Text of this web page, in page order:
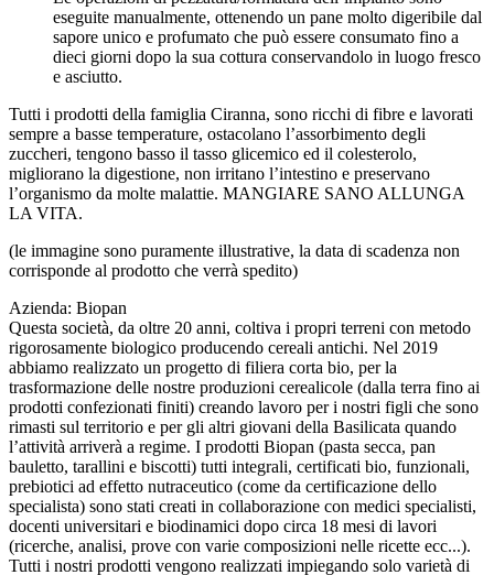
eseguite manualmente, ottenendo un pane molto digeribile dal
sapore unico e profumato che può essere consumato fino a
dieci giorni dopo la sua cottura conservandolo in luogo fresco
e asciutto.
Tutti i prodotti della famiglia Ciranna, sono ricchi di fibre e lavorati
sempre a basse temperature, ostacolano l’assorbimento degli
zuccheri, tengono basso il tasso glicemico ed il colesterolo,
migliorano la digestione, non irritano l’intestino e preservano
l’organismo da molte malattie. MANGIARE SANO ALLUNGA
LA VITA.
(le immagine sono puramente illustrative, la data di scadenza non
corrisponde al prodotto che verrà spedito)
Azienda: Biopan
Questa società, da oltre 20 anni, coltiva i propri terreni con metodo
rigorosamente biologico producendo cereali antichi. Nel 2019
abbiamo realizzato un progetto di filiera corta bio, per la
trasformazione delle nostre produzioni cerealicole (dalla terra fino ai
prodotti confezionati finiti) creando lavoro per i nostri figli che sono
rimasti sul territorio e per gli altri giovani della Basilicata quando
l’attività arriverà a regime. I prodotti Biopan (pasta secca, pan
bauletto, tarallini e biscotti) tutti integrali, certificati bio, funzionali,
prebiotici ad effetto nutraceutico (come da certificazione dello
specialista) sono stati creati in collaborazione con medici specialisti,
docenti universitari e biodinamici dopo circa 18 mesi di lavori
(ricerche, analisi, prove con varie composizioni nelle ricette ecc...).
Tutti i nostri prodotti vengono realizzati impiegando solo varietà di